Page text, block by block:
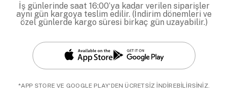
İş günlerinde saat 16:00’ya kadar verilen siparişler
aynı gün kargoya teslim edilir. (İndirim dönemleri ve
özel günlerde kargo süresi birkaç gün uzayabilir.)
*APP STORE VE GOOGLE PLAY'DEN ÜCRETSİZ İNDİREBİLİRSİNİZ.